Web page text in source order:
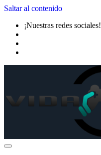
Saltar al contenido
¡Nuestras redes sociales!